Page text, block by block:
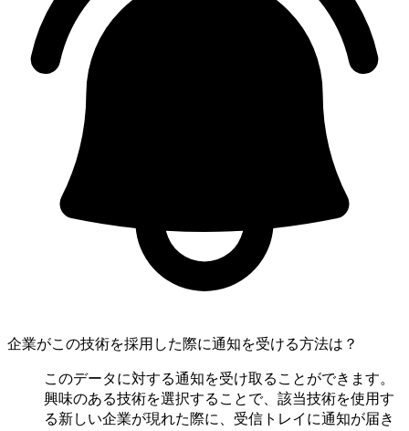
企業がこの技術を採用した際に通知を受ける方法は？
このデータに対する通知を受け取ることができます。
興味のある技術を選択することで、該当技術を使用す
る新しい企業が現れた際に、受信トレイに通知が届き